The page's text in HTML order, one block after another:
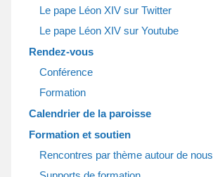
Le pape Léon XIV sur Twitter
Le pape Léon XIV sur Youtube
Rendez-vous
Conférence
Formation
Calendrier de la paroisse
Formation et soutien
Rencontres par thème autour de nous